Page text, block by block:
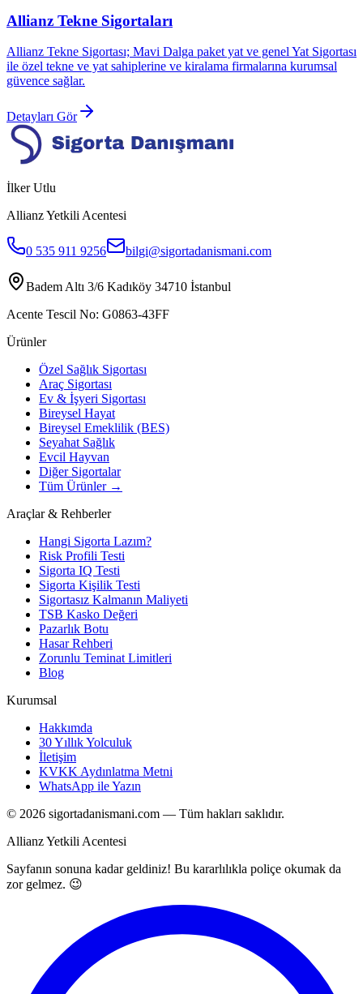
Allianz Tekne Sigortaları
Allianz Tekne Sigortası; Mavi Dalga paket yat ve genel Yat Sigortası
ile özel tekne ve yat sahiplerine ve kiralama firmalarına kurumsal
güvence sağlar.
Detayları Gör
İlker Utlu
Allianz Yetkili Acentesi
0 535 911 9256 bilgi@sigortadanismani.com
Badem Altı 3/6 Kadıköy 34710 İstanbul
Acente Tescil No: G0863-43FF
Ürünler
Özel Sağlık Sigortası
Araç Sigortası
Ev & İşyeri Sigortası
Bireysel Hayat
Bireysel Emeklilik (BES)
Seyahat Sağlık
Evcil Hayvan
Diğer Sigortalar
Tüm Ürünler →
Araçlar & Rehberler
Hangi Sigorta Lazım?
Risk Profili Testi
Sigorta IQ Testi
Sigorta Kişilik Testi
Sigortasız Kalmanın Maliyeti
TSB Kasko Değeri
Pazarlık Botu
Hasar Rehberi
Zorunlu Teminat Limitleri
Blog
Kurumsal
Hakkımda
30 Yıllık Yolculuk
İletişim
KVKK Aydınlatma Metni
WhatsApp ile Yazın
© 2026 sigortadanismani.com — Tüm hakları saklıdır.
Allianz Yetkili Acentesi
Sayfanın sonuna kadar geldiniz! Bu kararlılıkla poliçe okumak da
zor gelmez. 😉